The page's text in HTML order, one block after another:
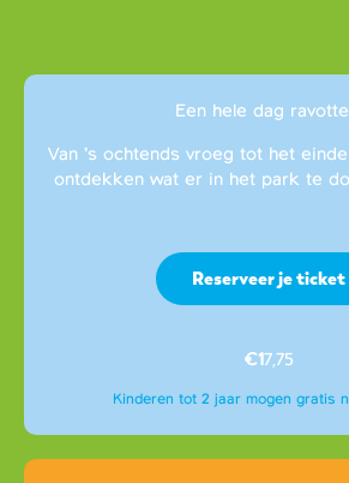
Een hele dag
Van ’s ochtends vroeg tot het
ontdekken wat er in het park te
Reserveer je ticket
€17,75
Kinderen tot 2 jaar mogen gratis